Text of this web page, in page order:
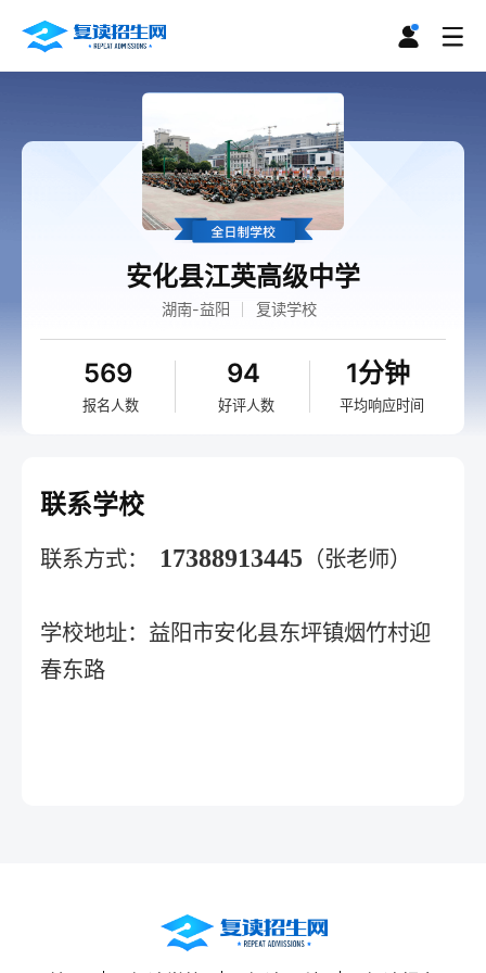
安化县江英高级中学
湖南-益阳 复读学校
569
报名人数
94
好评人数
1分钟
平均响应时间
联系学校
联系方式： 17388913445 （张老师）
学校地址：益阳市安化县东坪镇烟竹村迎
春东路‌